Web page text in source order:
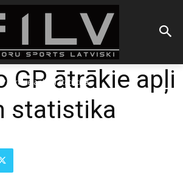
ātrākie apļi un statistika
GP ātrākie apļi
statistika